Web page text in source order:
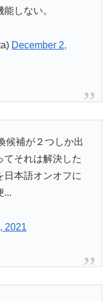
しない。
December 2,
候補が２つしか出
てそれは解決した
日本語オンオフに
...
2021